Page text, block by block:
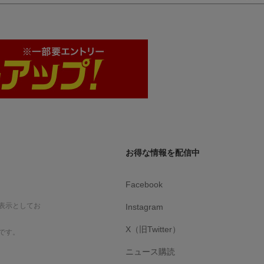
示としてお
す。
お得な情報を配信中
Facebook
Instagram
X（旧Twitter）
ニュース購読